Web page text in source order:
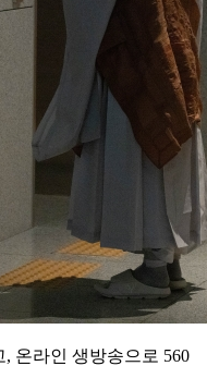
온라인 생방송으로 560